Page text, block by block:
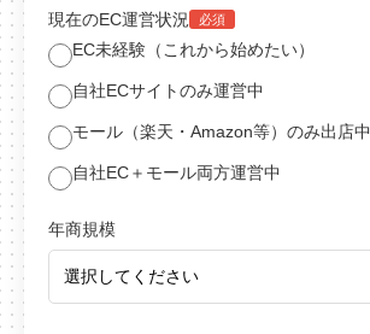
現在のEC運営状況 必須
EC未経験（これから始めたい）
自社ECサイトのみ運営中
モール（楽天・Amazon等）のみ出店中
自社EC＋モール両方運営中
年商規模